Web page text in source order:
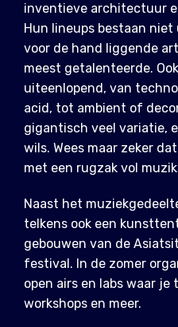
inventieve architectuur
Hun lineups bestaan
voor de hand liggende
meest getalenteerde.
uiteenlopend, van
acid, tot ambient of
gigantisch veel variatie,
wils. Wees maar zeker
met een rugzak vol
Naast het
telkens ook een
gebouwen van de
festival. In de zomer
open airs en labs waar
workshops en meer.